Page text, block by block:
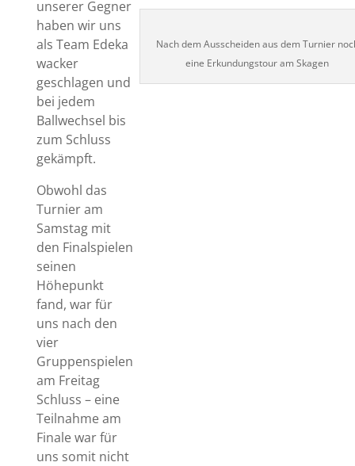
unserer Gegner
haben wir uns
als Team Edeka
wacker
geschlagen und
bei jedem
Ballwechsel bis
zum Schluss
gekämpft.
Obwohl das
Turnier am
Samstag mit
den Finalspielen
seinen
Höhepunkt
fand, war für
uns nach den
vier
Gruppenspielen
am Freitag
Schluss – eine
Teilnahme am
Finale war für
uns somit nicht
Nach dem Ausscheiden aus dem Turnier
eine Erkundungstour am Skagen